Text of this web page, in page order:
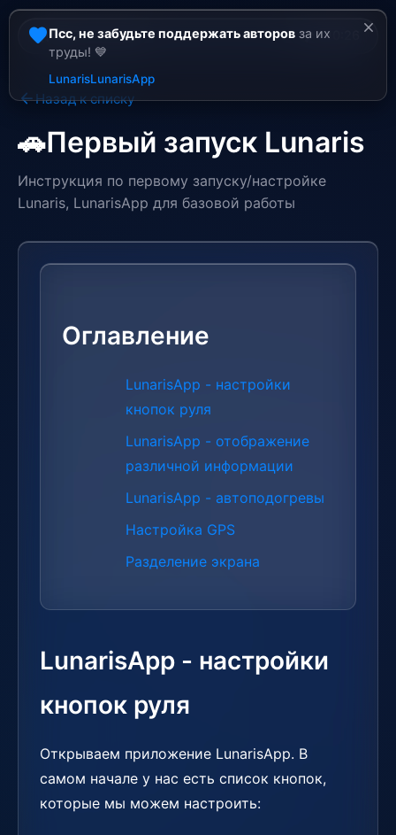
battery_charging_full 13.7v 265km wifi 10:26
arrow_backНазад к списку
🚗Первый запуск Lunaris
Инструкция по первому запуску/настройке
Lunaris, LunarisApp для базовой работы
Оглавление
LunarisApp - настройки
кнопок руля
LunarisApp - отображение
различной информации
LunarisApp - автоподогревы
Настройка GPS
Разделение экрана
LunarisApp - настройки
кнопок руля
Открываем приложение LunarisApp. В
самом начале у нас есть список кнопок,
которые мы можем настроить:
close
favoriteПсс, не забудьте поддержать авторов за их
труды! 💙
LunarisLunarisApp